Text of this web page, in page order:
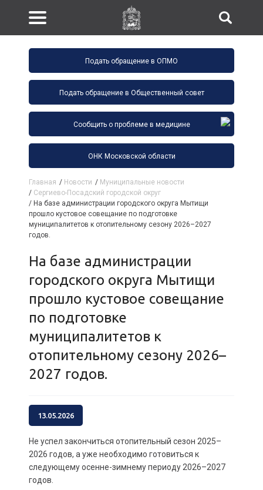
Подать обращение в ОПМО
Подать обращение в Общественный совет
Сообщить о проблеме в медицине
ОНК Московской области
Главная / Новости / Муниципальные новости
/ Сергиево-Посадский городской округ
/ На базе администрации городского округа Мытищи
прошло кустовое совещание по подготовке
муниципалитетов к отопительному сезону 2026–2027
годов.
На базе администрации
городского округа Мытищи
прошло кустовое совещание
по подготовке
муниципалитетов к
отопительному сезону 2026–
2027 годов.
13.05.2026
Не успел закончиться отопительный сезон 2025–
2026 годов, а уже необходимо готовиться к
следующему осенне-зимнему периоду 2026–2027
годов.